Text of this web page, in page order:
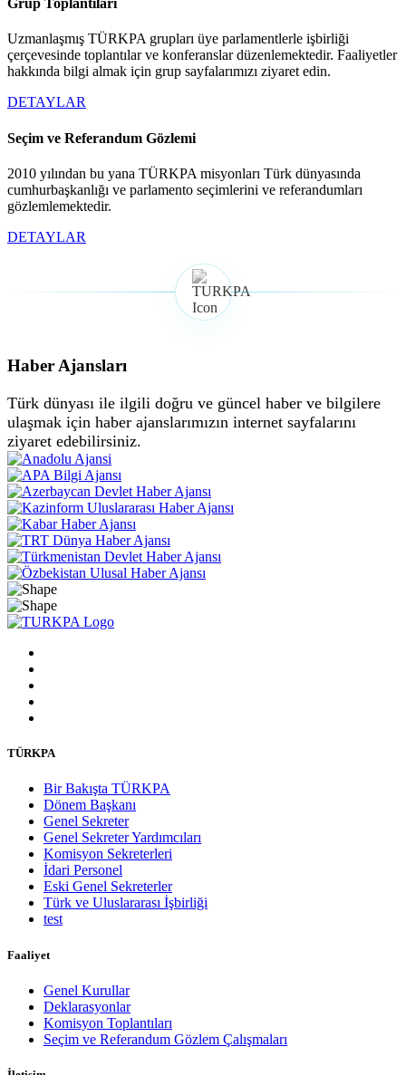
Grup Toplantıları
Uzmanlaşmış TÜRKPA grupları üye parlamentlerle işbirliği
çerçevesinde toplantılar ve konferanslar düzenlemektedir. Faaliyetler
hakkında bilgi almak için grup sayfalarımızı ziyaret edin.
DETAYLAR
Seçim ve Referandum Gözlemi
2010 yılından bu yana TÜRKPA misyonları Türk dünyasında
cumhurbaşkanlığı ve parlamento seçimlerini ve referandumları
gözlemlemektedir.
DETAYLAR
Haber Ajansları
Türk dünyası ile ilgili doğru ve güncel haber ve bilgilere
ulaşmak için haber ajanslarımızın internet sayfalarını
ziyaret edebilirsiniz.
TÜRKPA
Bir Bakışta TÜRKPA
Dönem Başkanı
Genel Sekreter
Genel Sekreter Yardımcıları
Komisyon Sekreterleri
İdari Personel
Eski Genel Sekreterler
Türk ve Uluslararası İşbirliği
test
Faaliyet
Genel Kurullar
Deklarasyonlar
Komisyon Toplantıları
Seçim ve Referandum Gözlem Çalışmaları